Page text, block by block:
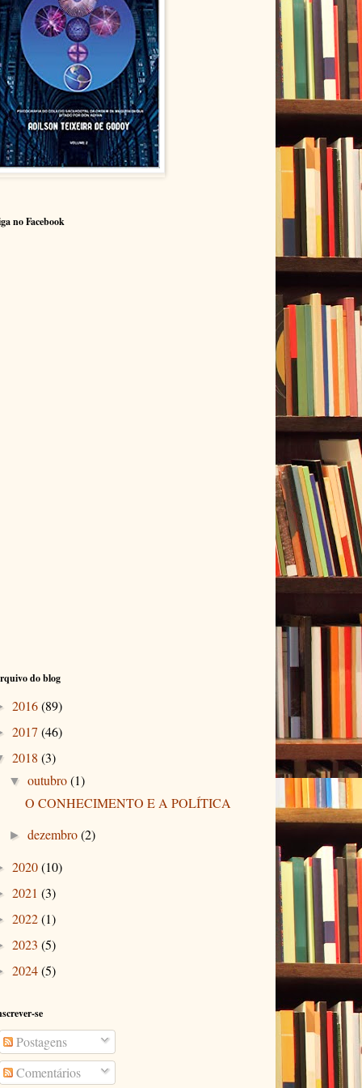
no Facebook
do blog
2016(89)
2017 (46)
2018 (3)
▼outubro(1)
O CONHECIMENTO E A POLÍTICA
►dezembro(2)
2020(10)
2021 (3)
2022(1)
2023 (5)
2024(5)
se
Postagens
Comentários